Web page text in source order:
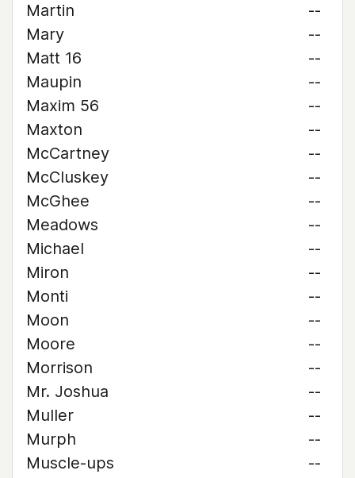
Martin
--
Mary
--
Matt 16
--
Maupin
--
Maxim 56
--
Maxton
--
McCartney
--
McCluskey
--
McGhee
--
Meadows
--
Michael
--
Miron
--
Monti
--
Moon
--
Moore
--
Morrison
--
Mr. Joshua
--
Muller
--
Murph
--
Muscle-ups
--